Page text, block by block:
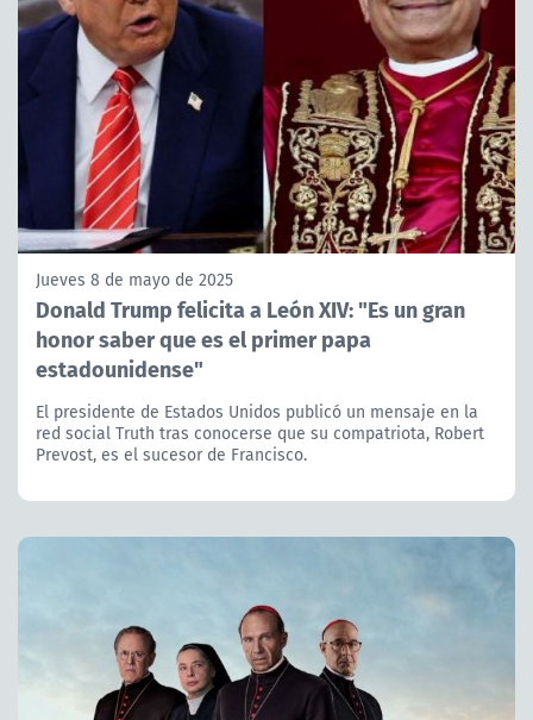
Jueves 8 de mayo de 2025
Donald Trump felicita a León XIV: "Es un gran
honor saber que es el primer papa
estadounidense"
El presidente de Estados Unidos publicó un mensaje en la
red social Truth tras conocerse que su compatriota, Robert
Prevost, es el sucesor de Francisco.